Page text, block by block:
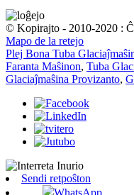
© Kopirajto - 2010-2020 :
Mapo de la retejo
Plej Bona Tuba
Faranta Maŝinon, Tuba
Glaciaĵmaŝina Provizanto,
Sendi retpoŝton